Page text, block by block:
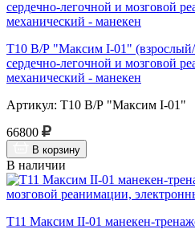
Т10 В/Р "Максим I-01" (взрослый/
сердечно-легочной и мозговой
механический - манекен
Артикул: Т10 В/Р "Максим I-01"
66800
В корзину
В наличии
Т11 Максим II-01 манекен-